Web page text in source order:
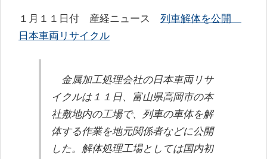
e
n
c
e
o
o
k
e
s
１月１１日付 産経ニュース 列車解体を公開
日本車両リサイクル
金属加工処理会社の日本車両リサ
イクルは１１日、富山県高岡市の本
社敷地内の工場で、列車の車体を解
体する作業を地元関係者などに公開
した。解体処理工場としては国内初